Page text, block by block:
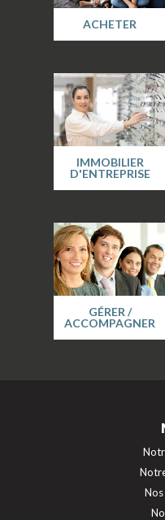
ACHETER
IMMOBILIER
D'ENTREPRISE
GÉRER /
ACCOMPAGNER